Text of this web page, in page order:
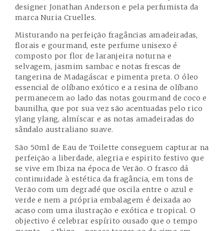
designer Jonathan Anderson e pela perfumista da
marca Nuria Cruelles.
Misturando na perfeição fragâncias amadeiradas,
florais e gourmand, este perfume unisexo é
composto por flor de laranjeira noturna e
selvagem, jasmim sambac e notas frescas de
tangerina de Madagáscar e pimenta preta. O óleo
essencial de olíbano exótico e a resina de olíbano
permanecem ao lado das notas gourmand de coco e
baunilha, que por sua vez são acentuadas pelo rico
ylang ylang, almíscar e as notas amadeiradas do
sândalo australiano suave.
São 50ml de Eau de Toilette conseguem capturar na
perfeição a liberdade, alegria e espirito festivo que
se vive em Ibiza na época de Verão. O frasco dá
continuidade à estética da fragância, em tons de
Verão com um degradé que oscila entre o azul e
verde e nem a própria embalagem é deixada ao
acaso com uma ilustração e exótica e tropical. O
objectivo é celebrar espírito ousado que o tempo